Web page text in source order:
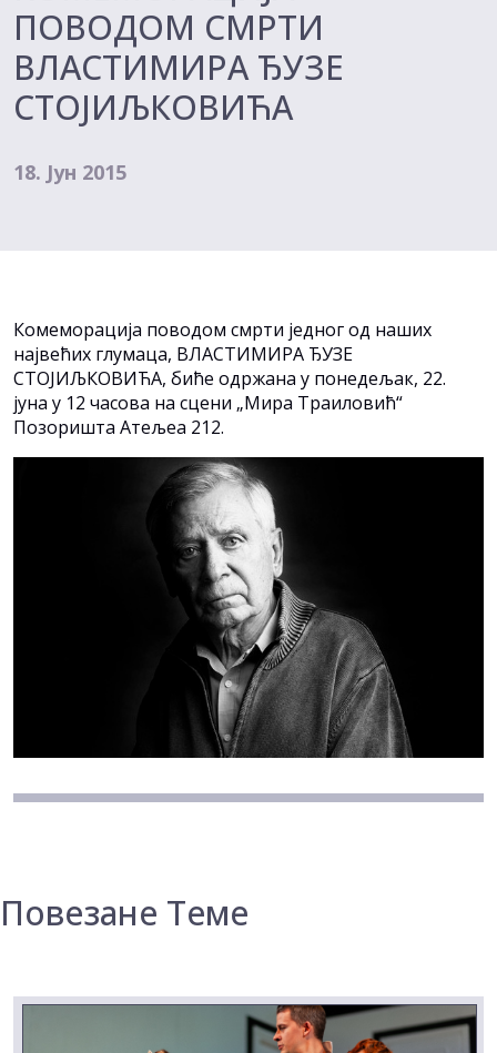
ПОВОДОМ СМРТИ
ВЛАСТИМИРА ЂУЗЕ
СТОЈИЉКОВИЋА
18. Јун 2015
Комеморација поводом смрти једног од наших
највећих глумаца, ВЛАСТИМИРА ЂУЗЕ
СТОЈИЉКОВИЋА, биће одржана у понедељак, 22.
јуна у 12 часова на сцени „Мира Траиловић“
Позоришта Атељеа 212.
Повезане Теме